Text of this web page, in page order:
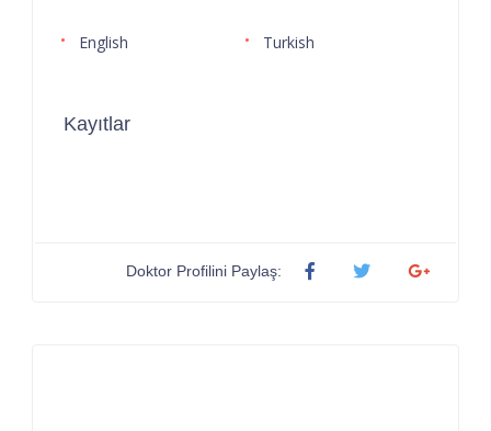
English Turkish
Kayıtlar
Doktor Profilini Paylaş: